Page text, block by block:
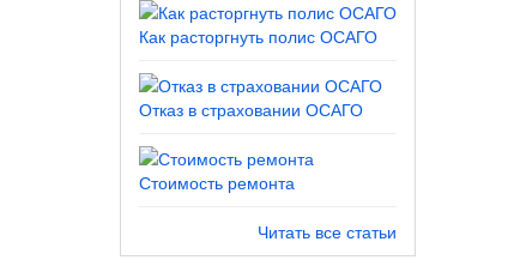
Как расторгнуть полис ОСАГО
Отказ в страховании ОСАГО
Стоимость ремонта
Читать все статьи